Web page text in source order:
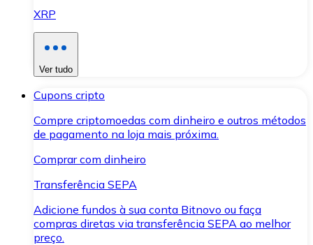
XRP
Ver tudo
Cupons cripto
Compre criptomoedas com dinheiro e outros métodos
de pagamento na loja mais próxima.
Comprar com dinheiro
Transferência SEPA
Adicione fundos à sua conta Bitnovo ou faça
compras diretas via transferência SEPA ao melhor
preço.